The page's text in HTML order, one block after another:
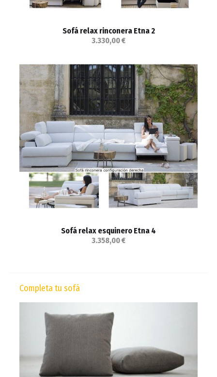
Sofá relax rinconera Etna 2
3.330,00 €
Sofá relax esquinero Etna 4
3.358,00 €
Completa tu sofá